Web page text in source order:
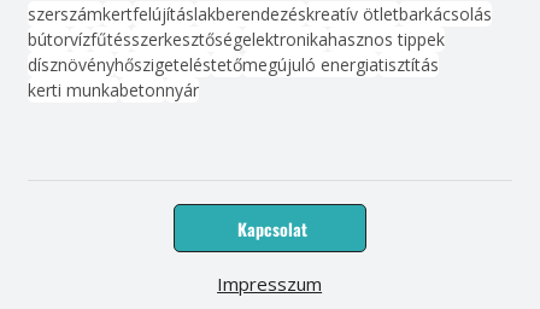
szerszámkertfelújításlakberendezéskreatív ötletbarkácsolás
bútorvízfűtésszerkesztőségelektronikahasznos tippek
dísznövényhőszigeteléstetőmegújuló energiatisztítás
kerti munkabetonnyár
Kapcsolat
Impresszum